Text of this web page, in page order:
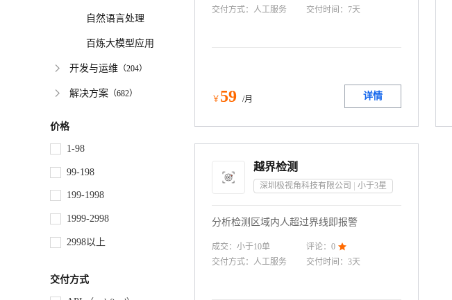
自然语言处理
百炼大模型应用
开发与运维 （204）
解决方案 （682）
价格
1-98
99-198
199-1998
1999-2998
2998以上
交付方式
交付方式： 人工服务 交付时间： 7天
￥ 59 /月 详情
越界检测
深圳极视角科技有限公司 小于3星
分析检测区域内人超过界线即报警
成交： 小于10单 评论：0 
交付方式： 人工服务 交付时间：3天